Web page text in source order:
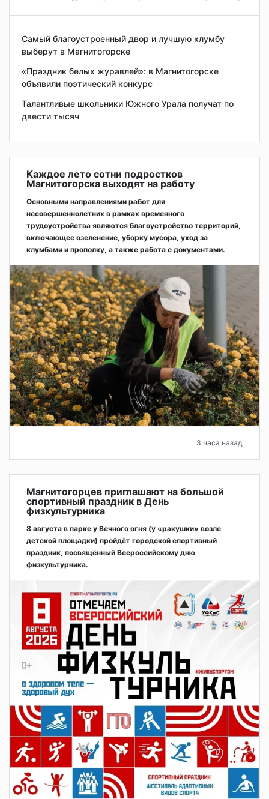
Самый благоустроенный двор и лучшую клумбу
выберут в Магнитогорске
«Праздник белых журавлей»: в Магнитогорске
объявили поэтический конкурс
Талантливые школьники Южного Урала получат по
двести тысяч
Каждое лето сотни подростков
Магнитогорска выходят на работу
Основными направлениями работ для
несовершеннолетних в рамках временного
трудоустройства являются благоустройство территорий,
включающее озеленение, уборку мусора, уход за
клумбами и прополку, а также работа с документами.
3 часа назад
Магнитогорцев приглашают на большой
спортивный праздник в День
физкультурника
8 августа в парке у Вечного огня (у «ракушки» возле
детской площадки) пройдёт городской спортивный
праздник, посвящённый Всероссийскому дню
физкультурника.